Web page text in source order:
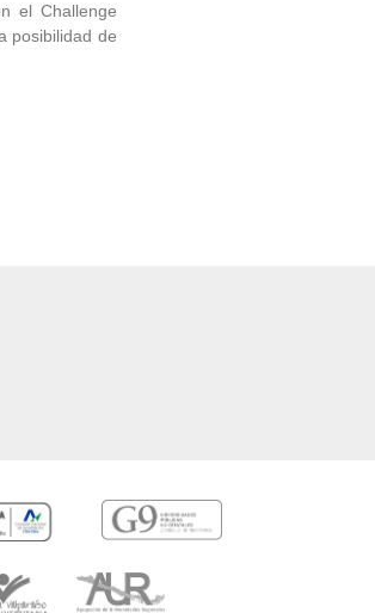
el Challenge
posibilidad de